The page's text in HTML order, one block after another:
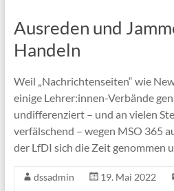
Ausreden und
Handeln
Weil „Nachrichtenseiten“ wie
einige Lehrer:innen-Verbände
undifferenziert – und an vielen
verfälschend – wegen MSO 365
der LfDI sich die Zeit genommen
dssadmin 19. Mai 2022